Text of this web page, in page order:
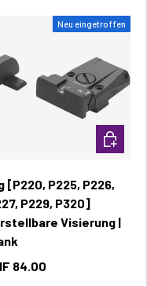
Neu eingetroffen
[P220, P225, P226,
P229, P320]
Visierung |
84.00
In den